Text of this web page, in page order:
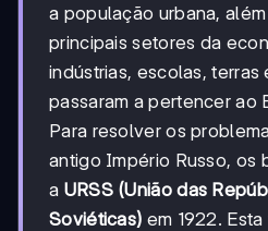
a população urbana,
principais setores da
indústrias, escolas, terras
passaram a pertencer ao
Para resolver os
antigo Império Russo, os
a URSS (União das
Soviéticas) em 1922.